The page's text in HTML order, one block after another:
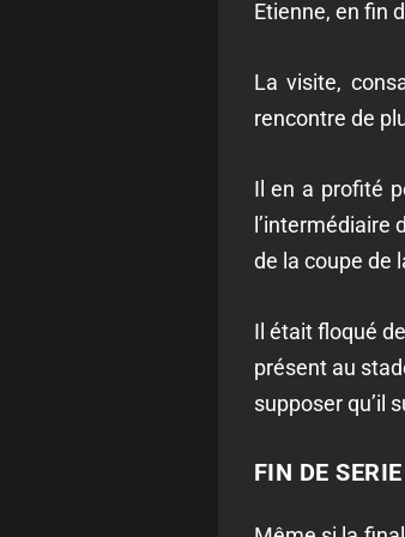
Etienne, en fin
La visite,
rencontre de
Il en a profité
l’intermédiaire
de la coupe de
Il était floqué
présent au
supposer qu’il
FIN DE